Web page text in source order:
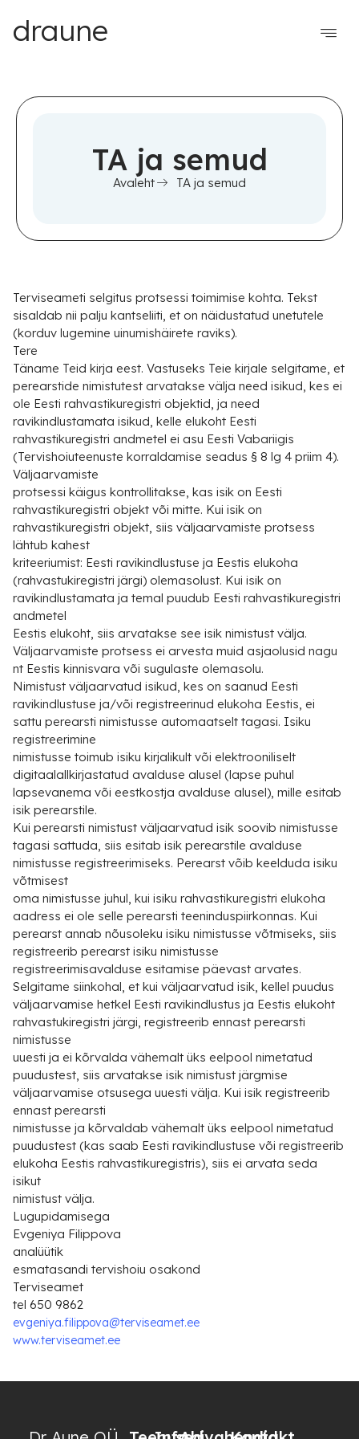
draune
TA ja semud
Avaleht TA ja semud
Terviseameti selgitus protsessi toimimise kohta. Tekst
sisaldab nii palju kantseliiti, et on näidustatud unetutele
(korduv lugemine uinumishäirete raviks).
Tere
Täname Teid kirja eest. Vastuseks Teie kirjale selgitame, et
perearstide nimistutest arvatakse välja need isikud, kes ei
ole Eesti rahvastikuregistri objektid, ja need
ravikindlustamata isikud, kelle elukoht Eesti
rahvastikuregistri andmetel ei asu Eesti Vabariigis
(Tervishoiuteenuste korraldamise seadus § 8 lg 4 priim 4).
Väljaarvamiste
protsessi käigus kontrollitakse, kas isik on Eesti
rahvastikuregistri objekt või mitte. Kui isik on
rahvastikuregistri objekt, siis väljaarvamiste protsess
lähtub kahest
kriteeriumist: Eesti ravikindlustuse ja Eestis elukoha
(rahvastukiregistri järgi) olemasolust. Kui isik on
ravikindlustamata ja temal puudub Eesti rahvastikuregistri
andmetel
Eestis elukoht, siis arvatakse see isik nimistust välja.
Väljaarvamiste protsess ei arvesta muid asjaolusid nagu
nt Eestis kinnisvara või sugulaste olemasolu.
Nimistust väljaarvatud isikud, kes on saanud Eesti
ravikindlustuse ja/või registreerinud elukoha Eestis, ei
sattu perearsti nimistusse automaatselt tagasi. Isiku
registreerimine
nimistusse toimub isiku kirjalikult või elektrooniliselt
digitaalallkirjastatud avalduse alusel (lapse puhul
lapsevanema või eestkostja avalduse alusel), mille esitab
isik perearstile.
Kui perearsti nimistust väljaarvatud isik soovib nimistusse
tagasi sattuda, siis esitab isik perearstile avalduse
nimistusse registreerimiseks. Perearst võib keelduda isiku
võtmisest
oma nimistusse juhul, kui isiku rahvastikuregistri elukoha
aadress ei ole selle perearsti teeninduspiirkonnas. Kui
perearst annab nõusoleku isiku nimistusse võtmiseks, siis
registreerib perearst isiku nimistusse
registreerimisavalduse esitamise päevast arvates.
Selgitame siinkohal, et kui väljaarvatud isik, kellel puudus
väljaarvamise hetkel Eesti ravikindlustus ja Eestis elukoht
rahvastukiregistri järgi, registreerib ennast perearsti
nimistusse
uuesti ja ei kõrvalda vähemalt üks eelpool nimetatud
puudustest, siis arvatakse isik nimistust järgmise
väljaarvamise otsusega uuesti välja. Kui isik registreerib
ennast perearsti
nimistusse ja kõrvaldab vähemalt üks eelpool nimetatud
puudustest (kas saab Eesti ravikindlustuse või registreerib
elukoha Eestis rahvastikuregistris), siis ei arvata seda
isikut
nimistust välja.
Lugupidamisega
Evgeniya Filippova
analüütik
esmatasandi tervishoiu osakond
Terviseamet
tel 650 9862
evgeniya.filippova@terviseamet.ee
www.terviseamet.ee